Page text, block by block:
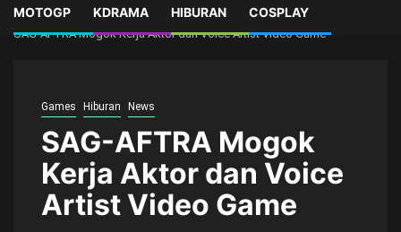
MOTOGP KDRAMA HIBURAN COSPLAY
Home
Games
SAG-AFTRA Mogok Kerja Aktor dan Voice Artist Video Game
Games Hiburan News
SAG-AFTRA Mogok
Kerja Aktor dan Voice
Artist Video Game